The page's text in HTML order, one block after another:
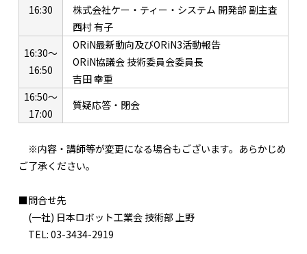
16:30
株式会社ケー・ティー・システム 開発部 副主査
西村 有子
16:30～
16:50
ORiN最新動向及びORiN3活動報告
ORiN協議会 技術委員会委員長
吉田 幸重
16:50～
17:00
質疑応答・閉会
※内容・講師等が変更になる場合もございます。あらかじめ
ご了承ください。
■問合せ先
(一社) 日本ロボット工業会 技術部 上野
TEL: 03-3434-2919